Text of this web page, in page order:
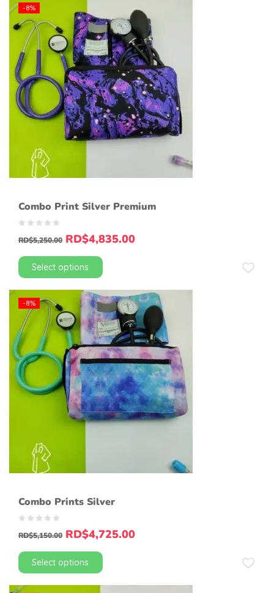
-8%
Combo Print Silver Premium
RD$5,250.00 RD$4,835.00
Select options
-8%
Combo Prints Silver
RD$5,150.00 RD$4,725.00
Select options